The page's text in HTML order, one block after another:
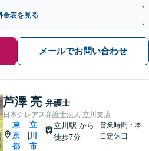
族に財産管理を任せる」
金表を見る
メールでお問い合わせ
芦澤 亮 弁護士
日本クレアス弁護士法人 立川支店
東
京
都
立
川
市
立川駅から
徒歩7分
営業時間：本
日定休日